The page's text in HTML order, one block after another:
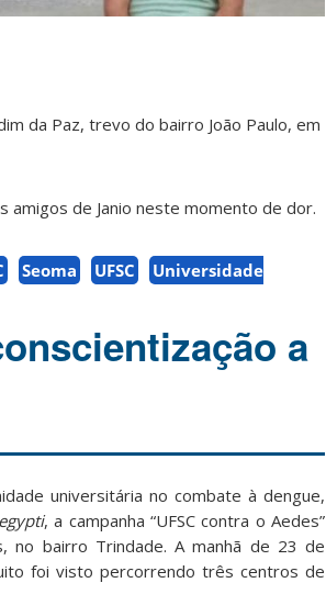
da Paz, trevo do bairro João Paulo, em
amigos de Janio neste momento de dor.
Seoma UFSC
Universidade
a
universitária no combate à dengue,
, a campanha “UFSC contra o Aedes”
no bairro Trindade. A manhã de 23 de
foi visto percorrendo três centros de